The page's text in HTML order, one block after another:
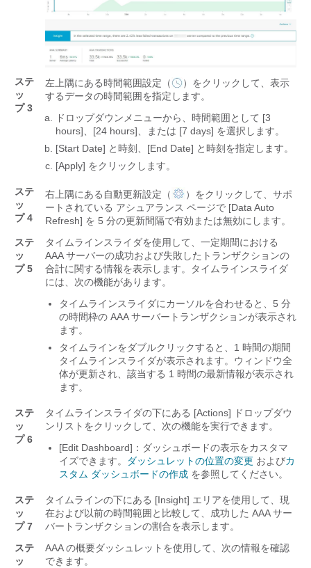
ステ
ッ
プ 3
左上隅にある時間範囲設定（
）をクリックして、表示
するデータの時間範囲を指定します。
ドロップダウンメニューから、時間範囲として [3
hours] 、[24 hours] 、または [7 days] を選択します。
[Start Date] と時刻、[End Date] と時刻を指定します。
[Apply] をクリックします。
ステ
ッ
プ 4
右上隅にある自動更新設定（
）をクリックして、サポ
ートされている アシュアランス ページで [Data Auto
Refresh] を 5 分の更新間隔で有効または無効にします。
ステ
ッ
プ 5
タイムラインスライダを使用して、一定期間における
AAA サーバーの成功および失敗したトランザクションの
合計に関する情報を表示します。タイムラインスライダ
には、次の機能があります。
タイムラインスライダにカーソルを合わせると、5 分
の時間枠の AAA サーバートランザクションが表示され
ます。
タイムラインをダブルクリックすると、1 時間の期間
タイムラインスライダが表示されます。ウィンドウ全
体が更新され、該当する 1 時間の最新情報が表示され
ます。
ステ
ッ
プ 6
タイムラインスライダの下にある [Actions]
ドロップダウ
ンリストをクリックして、次の機能を実行できます。
[Edit Dashboard]：ダッシュボードの表示をカスタマ
イズできます。
ダッシュレットの位置の変更 およびカ
スタム ダッシュボードの作成 を参照してください。
ステ
ッ
プ 7
タイムラインの下にある [Insight] エリアを使用して、現
在および以前の時間範囲と比較して、成功した AAA サー
バートランザクションの割合を表示します。
ステ
ッ
AAA の概要ダッシュレットを使用して、次の情報を確認
できます。